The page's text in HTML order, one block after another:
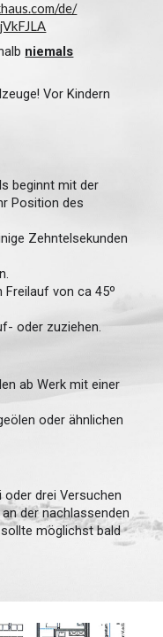
de/
niemals
Vor Kindern
beginnt mit der
Position des
Zehntelsekunden
Freilauf von ca 45º
oder zuziehen.
ab Werk mit einer
oder ähnlichen
drei Versuchen
der nachlassenden
möglichst bald